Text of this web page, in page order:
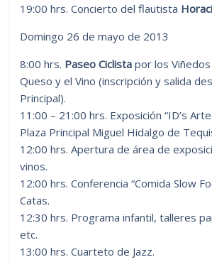
19:00 hrs. Concierto del flautista
Domingo 26 de mayo de 2013
8:00 hrs. Paseo Ciclista por los
Queso y el Vino (inscripción y salida
Principal).
11:00 – 21:00 hrs. Exposición “ID’s
Plaza Principal Miguel Hidalgo de
12:00 hrs. Apertura de área de
vinos.
12:00 hrs. Conferencia “Comida Slow
Catas.
12:30 hrs. Programa infantil, talleres
etc.
13:00 hrs. Cuarteto de Jazz.